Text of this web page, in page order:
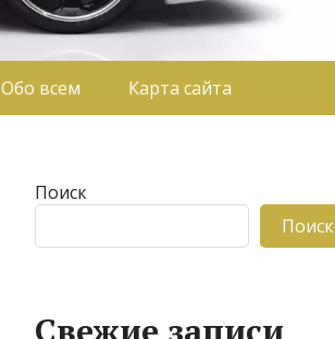
Обо всем Карта сайта
Поиск
Поиск
Свежие записи